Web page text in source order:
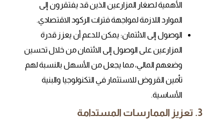
الأهمية لصغار المزارعين الذين قد يفتقرون إلى
الموارد اللازمة لمواجهة فترات الركود الاقتصادي.
الوصول إلى الائتمان: يمكن للدعم أن يعزز قدرة
المزارعين على الوصول إلى الائتمان من خلال تحسين
وضعهم المالي، مما يجعل من الأسهل بالنسبة لهم
تأمين القروض للاستثمار في التكنولوجيا والبنية
الأساسية.
3. تعزيز الممارسات المستدامة